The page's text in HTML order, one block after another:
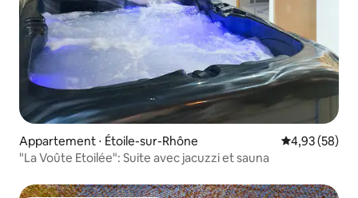
Appartement ⋅ Étoile-sur-Rhône Évaluation
4,93 (58)
"La Voûte Etoilée": Suite avec jacuzzi et sauna